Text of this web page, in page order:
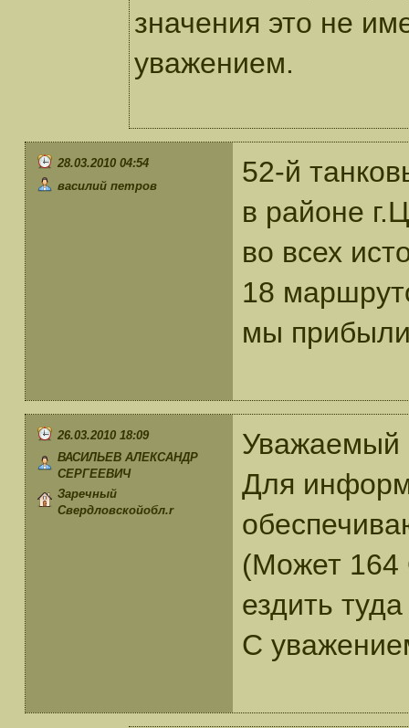
значения это не
уважением.
28.03.2010 04:54
василий петров
52-й
в районе
во всех
18
мы прибыли
26.03.2010 18:09
ВАСИЛЬЕВ АЛЕКСАНДР
СЕРГЕЕВИЧ
Заречный
Свердловскойобл.r
Уважаемый
Для
(Может 164
ездить
С